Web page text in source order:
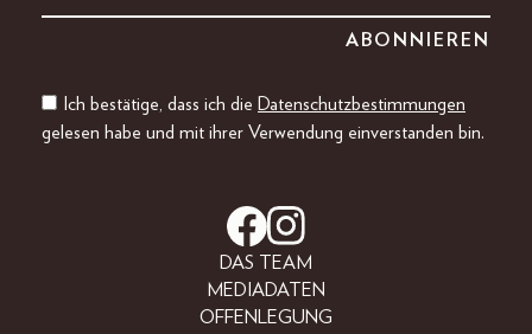
Ich bestätige, dass ich die Datenschutzbestimmungen
gelesen habe und mit ihrer Verwendung einverstanden bin.
DAS TEAM
MEDIADATEN
OFFENLEGUNG